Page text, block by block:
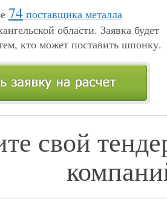
74 поставщика металла
области. Заявка будет
кто может поставить шпонку.
свой